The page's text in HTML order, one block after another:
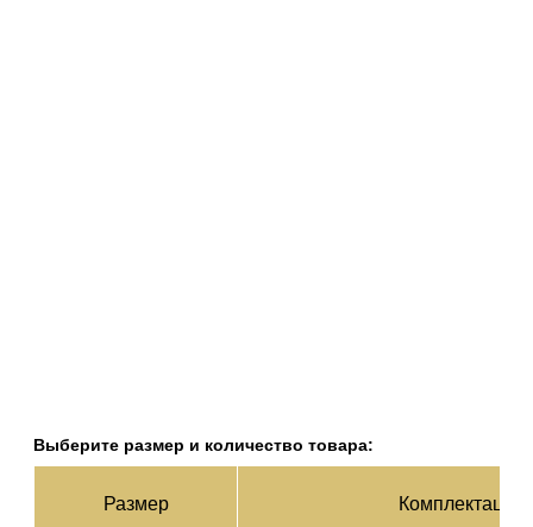
Выберите размер и количество товара:
Раз­мер Ком­плек­тация